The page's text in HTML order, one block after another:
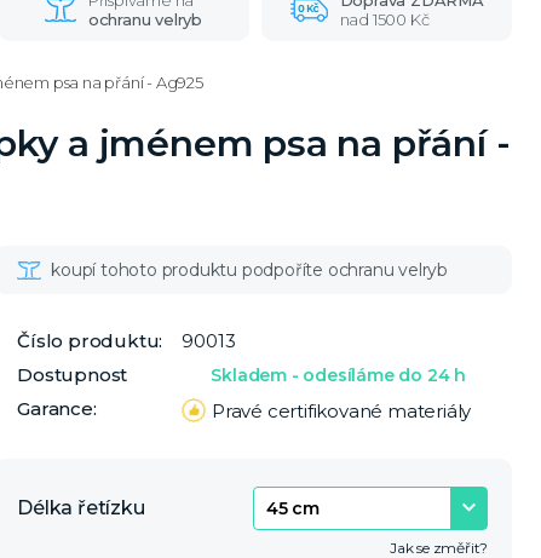
ochranu velryb
nad 1500 Kč
psa na přání - Ag925
a jménem psa na přání -
Číslo produktu:
90013
Dostupnost
Skladem - odesíláme do 24 h
Garance: Pravé certifikované materiály
Délka řetízku
Jak se změřit?